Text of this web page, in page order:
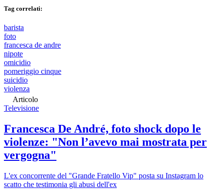
Tag correlati:
barista
foto
francesca de andre
nipote
omicidio
pomeriggio cinque
suicidio
violenza
Articolo
Televisione
Francesca De André, foto shock dopo le
violenze: "Non l’avevo mai mostrata per
vergogna"
L'ex concorrente del "Grande Fratello Vip" posta su Instagram lo
scatto che testimonia gli abusi dell'ex